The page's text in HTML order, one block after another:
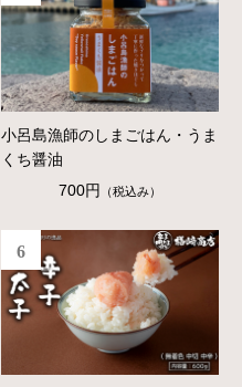
小呂島漁師のしまごはん・うま
くち醤油
700円
（税込み）
6